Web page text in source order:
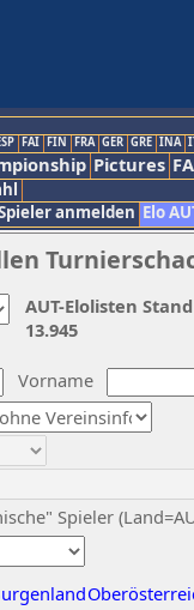
FAI FIN FRA GER GRE INA
Pictures
anmelden Elo
Vorname
Spieler
AUT-Elolisten
13.945